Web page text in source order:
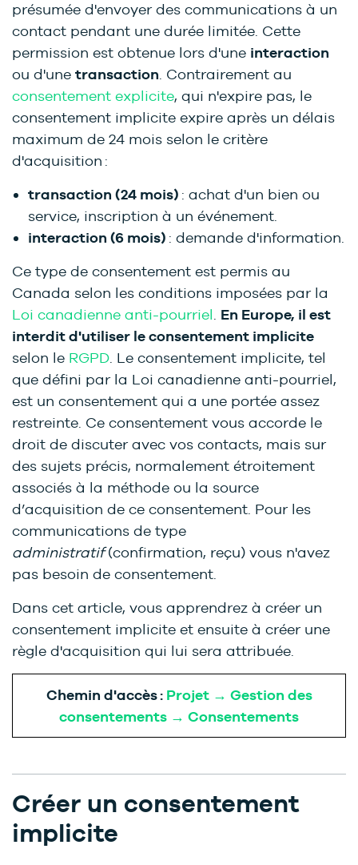
présumée d'envoyer des communications à un
contact pendant une durée limitée. Cette
permission est obtenue lors d'une interaction
ou d'une transaction. Contrairement au
consentement explicite, qui n'expire pas, le
consentement implicite expire après un délais
maximum de 24 mois selon le critère
d'acquisition :
transaction (24 mois) : achat d'un bien ou
service, inscription à un événement.
interaction (6 mois) : demande d'information.
Ce type de consentement est permis au
Canada selon les conditions imposées par la
Loi canadienne anti-pourriel. En Europe, il est
interditd'utiliser le consentement implicite
selon le RGPD. Le consentement implicite, tel
que défini par la Loi canadienne anti-pourriel,
est un consentement qui a une portée assez
restreinte. Ce consentement vous accorde le
droit de discuter avec vos contacts, mais sur
des sujets précis, normalement étroitement
associés à la méthode ou la source
d’acquisition de ce consentement. Pour les
communications de type
administratif(confirmation, reçu) vous n'avez
pas besoin de consentement.
Dans cet article, vous apprendrez à créer un
consentement implicite et ensuite à créer une
règle d'acquisition qui lui sera attribuée.
Chemin d'accès : Projet → Gestion des
consentements → Consentements
Créer un consentement
implicite